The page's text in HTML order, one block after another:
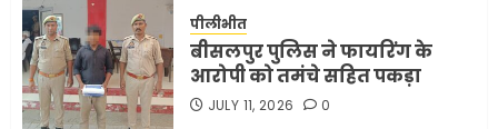
पीलीभीत
बीसलपुर पुलिस ने फायरिंग के
आरोपी को तमंचे सहित पकड़ा
JULY 11, 2026 0